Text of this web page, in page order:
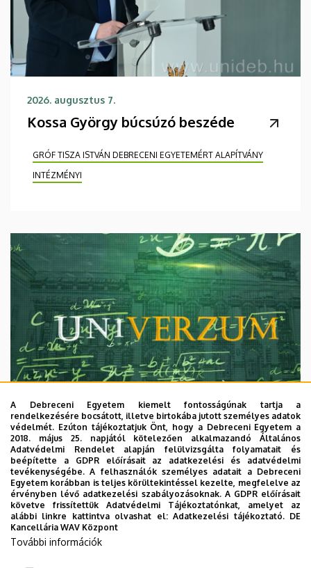
2026. augusztus 7.
Kossa György búcsúzó beszéde
GRÓF TISZA ISTVÁN DEBRECENI EGYETEMÉRT ALAPÍTVÁNY
INTÉZMÉNYI
2026. augusztus 7.
Univerzum: A Debreceni Egyetem
titkos receptjei
KUTATÁS TUDOMÁNY
A Debreceni Egyetem kiemelt fontosságúnak tartja a
rendelkezésére bocsátott, illetve birtokába jutott személyes adatok
védelmét. Ezúton tájékoztatjuk Önt, hogy a Debreceni Egyetem a
2018. május 25. napjától kötelezően alkalmazandó Általános
Adatvédelmi Rendelet alapján felülvizsgálta folyamatait és
beépítette a GDPR előírásait az adatkezelési és adatvédelmi
tevékenységébe. A felhasználók személyes adatait a Debreceni
Egyetem korábban is teljes körültekintéssel kezelte, megfelelve az
érvényben lévő adatkezelési szabályozásoknak. A GDPR előírásait
követve frissítettük Adatvédelmi Tájékoztatónkat, amelyet az
alábbi linkre kattintva olvashat el:Adatkezelési tájékoztató. DE
Kancellária WAV Központ
További információk